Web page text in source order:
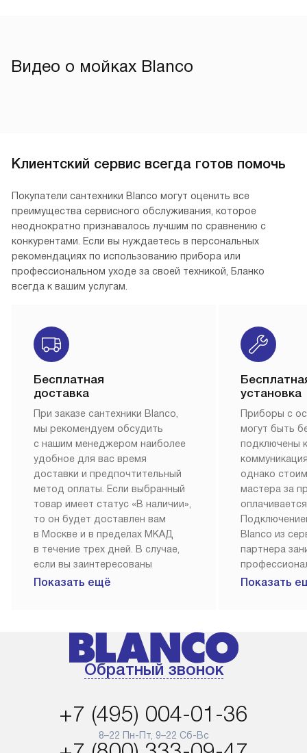
Видео о мойках Blanco
Клиентский сервис всегда готов помочь
Покупатели сантехники Blanco могут оценить все
преимущества сервисного обслуживания, которое
неоднократно признавалось лучшим по сравнению с
конкурентами. Если вы нуждаетесь в персональных
рекомендациях по использованию прибора или
профессиональном уходе за своей техникой, Бланко
всегда к вашим услугам.
Бесплатная
доставка
При заказе сантехники Blanco,
мы рекомендуем обсудить
с нашим менеджером наиболее
удобное для вас время
доставки и предпочтительный
метод оплаты. Если выбранный
товар имеет статус «В наличии»,
то он будет доставлен вам
в Москве и в пределах МКАД
в течение трех дней. В случае,
если вы заинтересованы
в товаре, который доступен
менеджером на сайте. Товары
с особым лейблом
доставляются бесплатно
аксессуаров не предусмотрена.
Для доставки в другие регионы
Показать ещё
установка
Приборы с
могут быть
подключены
однако
мастера за
Blanco из
партнера
Наш сервис
возможные
Показать
Обратный звонок
+7 (495) 004-01-36
8–22 Пн-Пт, 9–22 Сб-Вс